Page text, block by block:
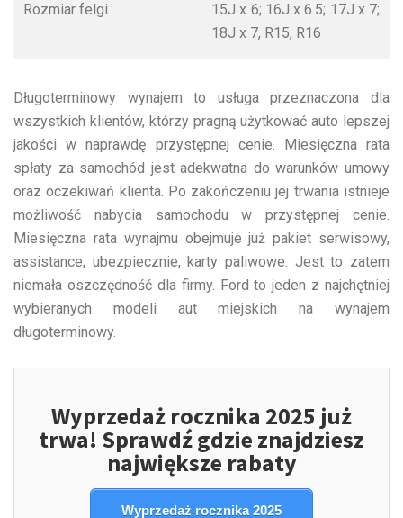
Rozmiar felgi
15J x 6; 16J x 6.5; 17J x 7;
18J x 7, R15, R16
Długoterminowy wynajem to usługa przeznaczona dla
wszystkich klientów, którzy pragną użytkować auto lepszej
jakości w naprawdę przystępnej cenie. Miesięczna rata
spłaty za samochód jest adekwatna do warunków umowy
oraz oczekiwań klienta. Po zakończeniu jej trwania istnieje
możliwość nabycia samochodu w przystępnej cenie.
Miesięczna rata wynajmu obejmuje już pakiet serwisowy,
assistance, ubezpiecznie, karty paliwowe. Jest to zatem
niemała oszczędność dla firmy. Ford to jeden z najchętniej
wybieranych modeli aut miejskich na wynajem
długoterminowy.
Wyprzedaż rocznika 2025 już
trwa! Sprawdź gdzie znajdziesz
największe rabaty
Wyprzedaż rocznika 2025